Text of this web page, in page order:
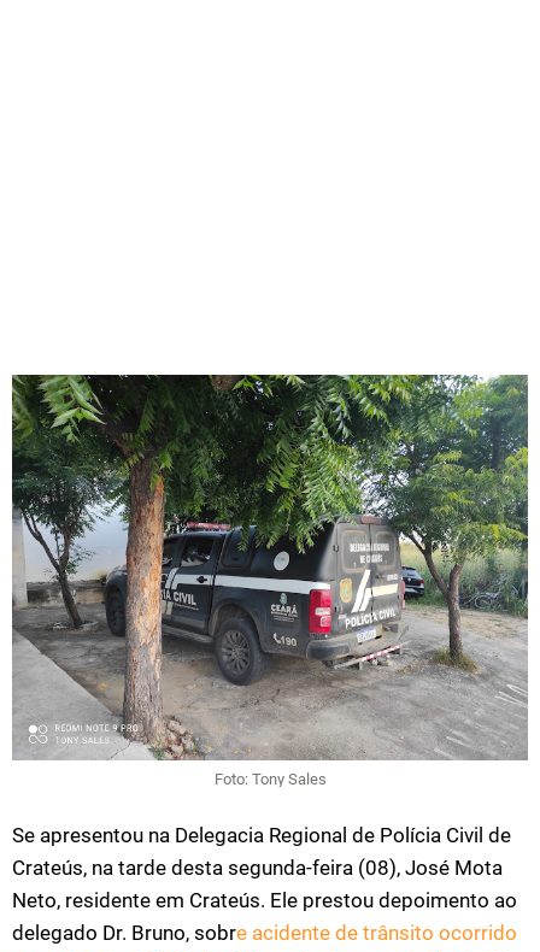
Foto: Tony Sales
Se apresentou na Delegacia Regional de Polícia Civil de
Crateús, na tarde desta segunda-feira (08), José Mota
Neto, residente em Crateús. Ele prestou depoimento ao
delegado Dr. Bruno, sobre acidente de trânsito ocorrido